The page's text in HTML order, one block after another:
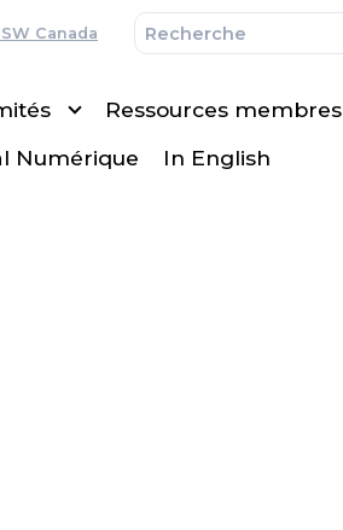
Canada
Ressources membres
Numérique In English